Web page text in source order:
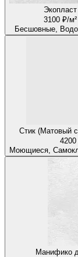
Экопласт
3100 ₽/м²
Стик (Матовый
Манифико